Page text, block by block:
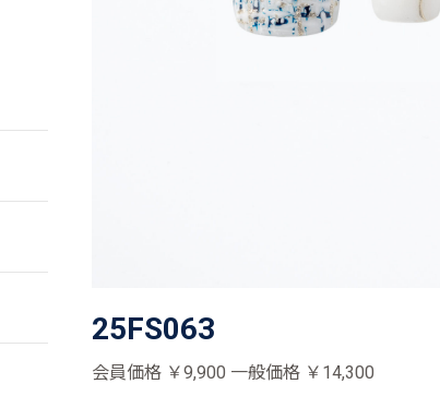
25FS063
会員価格 ￥9,900 一般価格 ￥14,300